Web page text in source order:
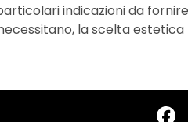
indicazioni da
la scelta estetica